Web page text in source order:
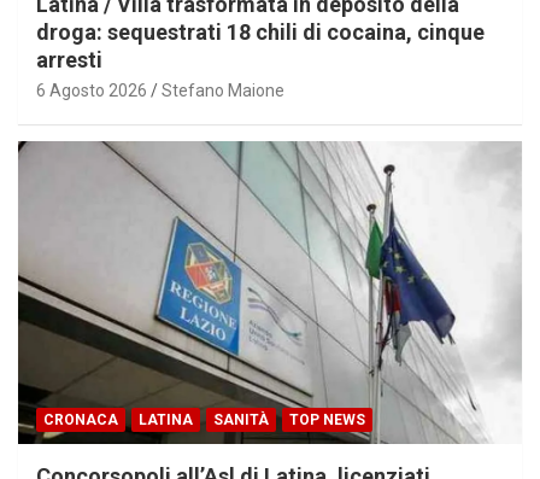
droga: sequestrati 18 chili di cocaina, cinque
arresti
6 Agosto 2026 Stefano Maione
CRONACA LATINA SANITÀ TOP NEWS